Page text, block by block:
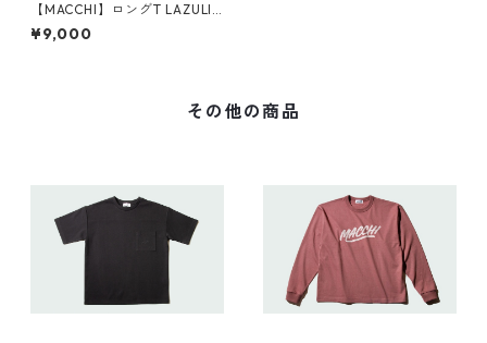
【MACCHI】ロングT LAZULI
BLUE
¥9,000
その他の商品